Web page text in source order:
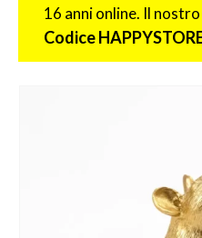
16 anni online. Il
Codice